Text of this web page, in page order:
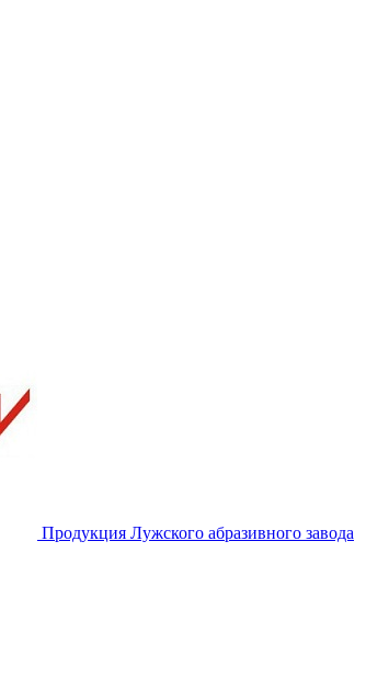
Продукция Лужского абразивного завода